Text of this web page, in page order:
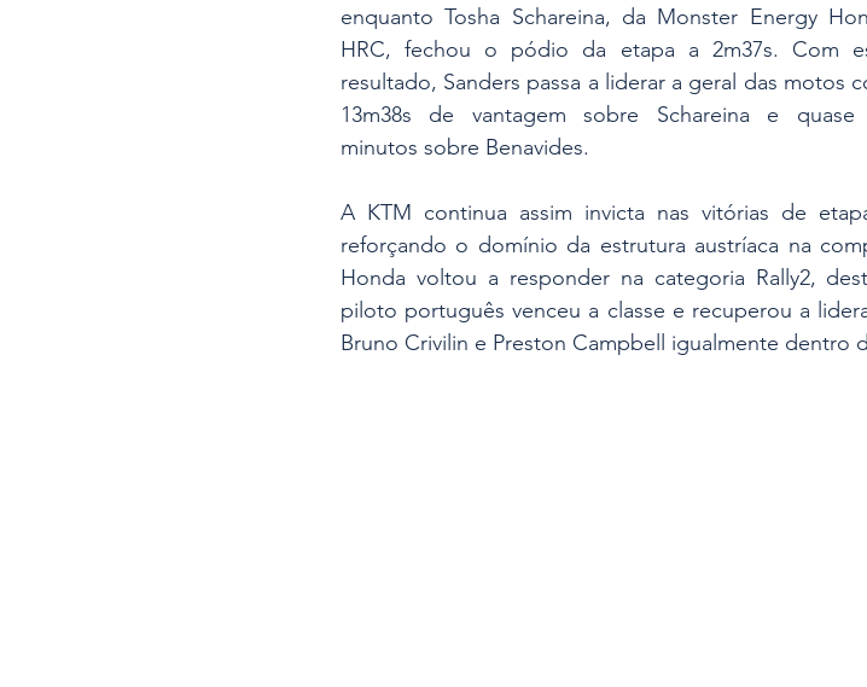
enquanto Tosha Schareina, da Monster Energy
HRC, fechou o pódio da etapa a 2m37s. Com
resultado, Sanders passa a liderar a geral das motos
13m38s de vantagem sobre Schareina e quase
minutos sobre Benavides.
A KTM continua assim invicta nas vitórias de
reforçando o domínio da estrutura austríaca na
Honda voltou a responder na categoria Rally2,
piloto português venceu a classe e recuperou a
Bruno Crivilin e Preston Campbell igualmente dentro